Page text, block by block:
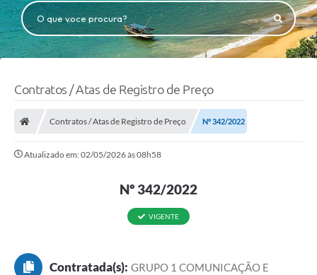
O que voce procura?
Contratos / Atas de Registro de Preço
Contratos / Atas de Registro de Preço Nº 342/2022
Atualizado em: 02/05/2026 às 08h58
Nº 342/2022
VIGENTE
Contratada(s): GRUPO 1 COMUNICAÇÃO E